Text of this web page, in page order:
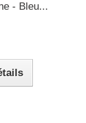
- Bleu...